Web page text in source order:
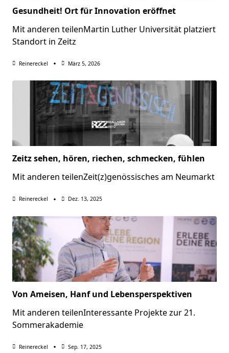
Gesundheit! Ort für Innovation eröffnet
Mit anderen teilenMartin Luther Universität platziert
Standort in Zeitz
Reinereckel März 5, 2026
Zeitz sehen, hören, riechen, schmecken, fühlen
Mit anderen teilenZeit(z)genössisches am Neumarkt
Reinereckel Dez. 13, 2025
Von Ameisen, Hanf und Lebensperspektiven
Mit anderen teilenInteressante Projekte zur 21.
Sommerakademie
Reinereckel Sep. 17, 2025